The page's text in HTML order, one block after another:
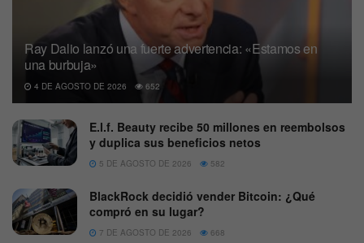
Ray Dalio lanzó una fuerte advertencia: «Estamos en
una burbuja»
4 DE AGOSTO DE 2026 652
E.l.f. Beauty recibe 50 millones en reembolsos
y duplica sus beneficios netos
5 DE AGOSTO DE 2026 582
BlackRock decidió vender Bitcoin: ¿Qué
compró en su lugar?
7 DE AGOSTO DE 2026 668